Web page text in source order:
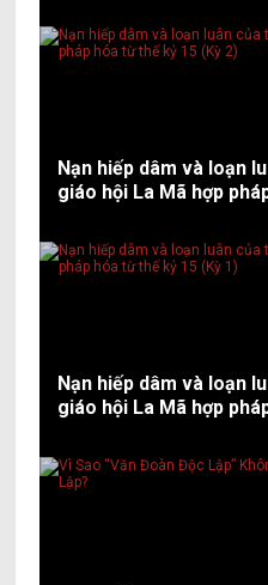
Nạn hiếp dâm và loạn
giáo hội La Mã hợp
Nạn hiếp dâm và loạn
giáo hội La Mã hợp